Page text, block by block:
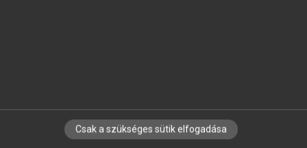
IRATKOZZ FEL HÍRLEVELÜNKRE!
Csak a szükséges sütik elfogadása